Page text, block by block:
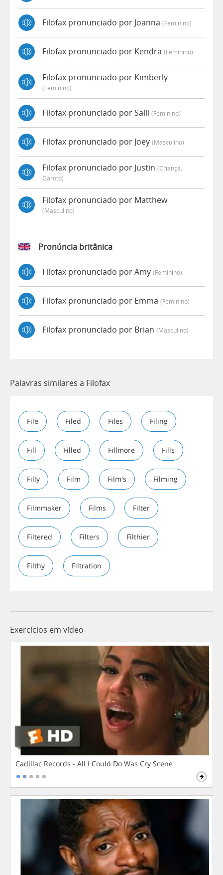
Filofax pronunciado por Joanna (feminino)
Filofax pronunciado por Kendra (feminino)
Filofax pronunciado por Kimberly
(feminino)
Filofax pronunciado por Salli (feminino)
Filofax pronunciado por Joey (masculino)
Filofax pronunciado por Justin (criança,
Garoto)
Filofax pronunciado por Matthew
(masculino)
Pronúncia britânica
Filofax pronunciado por Amy (feminino)
Filofax pronunciado por Emma (feminino)
Filofax pronunciado por Brian (masculino)
Palavras similares a Filofax
File Filed Files Filing
Fill Filled Fillmore Fills
Filly Film Film's Filming
Filmmaker Films Filter
Filtered Filters Filthier
Filthy Filtration
Exercícios em vídeo
Cadillac Records - All I Could Do Was Cry Scene